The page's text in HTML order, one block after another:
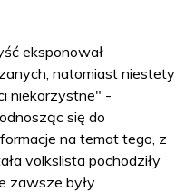
eksponował
natomiast niestety
niekorzystne" -
się do
na temat tego, z
volkslista pochodziły
zawsze były